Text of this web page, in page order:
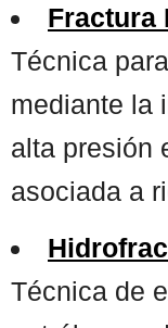
Fractura
Técnica
mediante la
alta presión
asociada a
Técnica de